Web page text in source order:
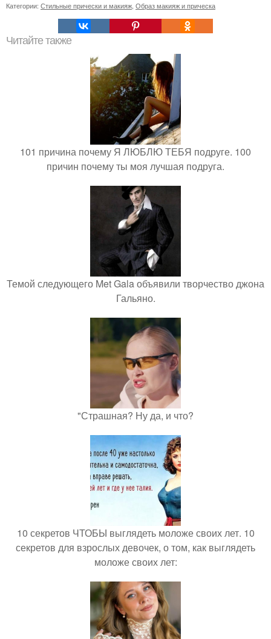
Категории: Стильные прически и макияж Образ макияж и прическа
Читайте также
101 причина почему Я ЛЮБЛЮ ТЕБЯ подруге. 100
причин почему ты моя лучшая подруга.
Темой следующего Met Gala объявили творчество джона
Гальяно.
"Страшная? Ну да, и что?
10 секретов ЧТОБЫ выглядеть моложе своих лет. 10
секретов для взрослых девочек, о том, как выглядеть
моложе своих лет: